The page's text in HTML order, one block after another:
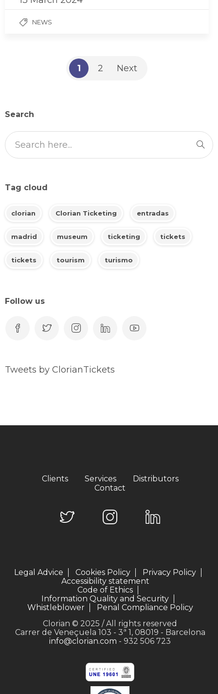
NEWS
1 2 Next
Search
Tag cloud
clorian Clorian Ticketing entradas
madrid museum ticketing tickets
tickets tourism turismo
Follow us
Tweets by ClorianTickets
Clients Services
Distributors
Contact
Legal Advice Cookies Policy
Privacy Policy
Accessibility statement
Code of Ethics
Information Quality and Security
Whistleblower
Penal Compliance Policy
Clorian © 2025 / All rights reserved
Carrer de Veneçuela 103 - 3ª 1, 08019 - Barcelona
info@clorian.com - 932 506 723